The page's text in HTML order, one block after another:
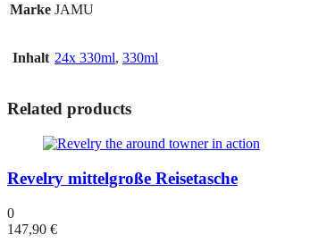
Marke JAMU
Inhalt 24x 330ml, 330ml
Related products
Revelry mittelgroße Reisetasche
0
147,90 €